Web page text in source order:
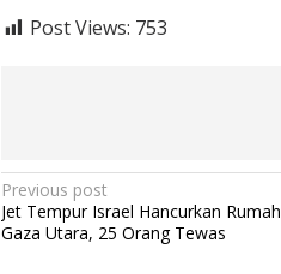
o
a
m
a
Post Views: 753
P
o
Previous post
Jet Tempur Israel Hancurkan
Gaza Utara, 25 Orang Tewas